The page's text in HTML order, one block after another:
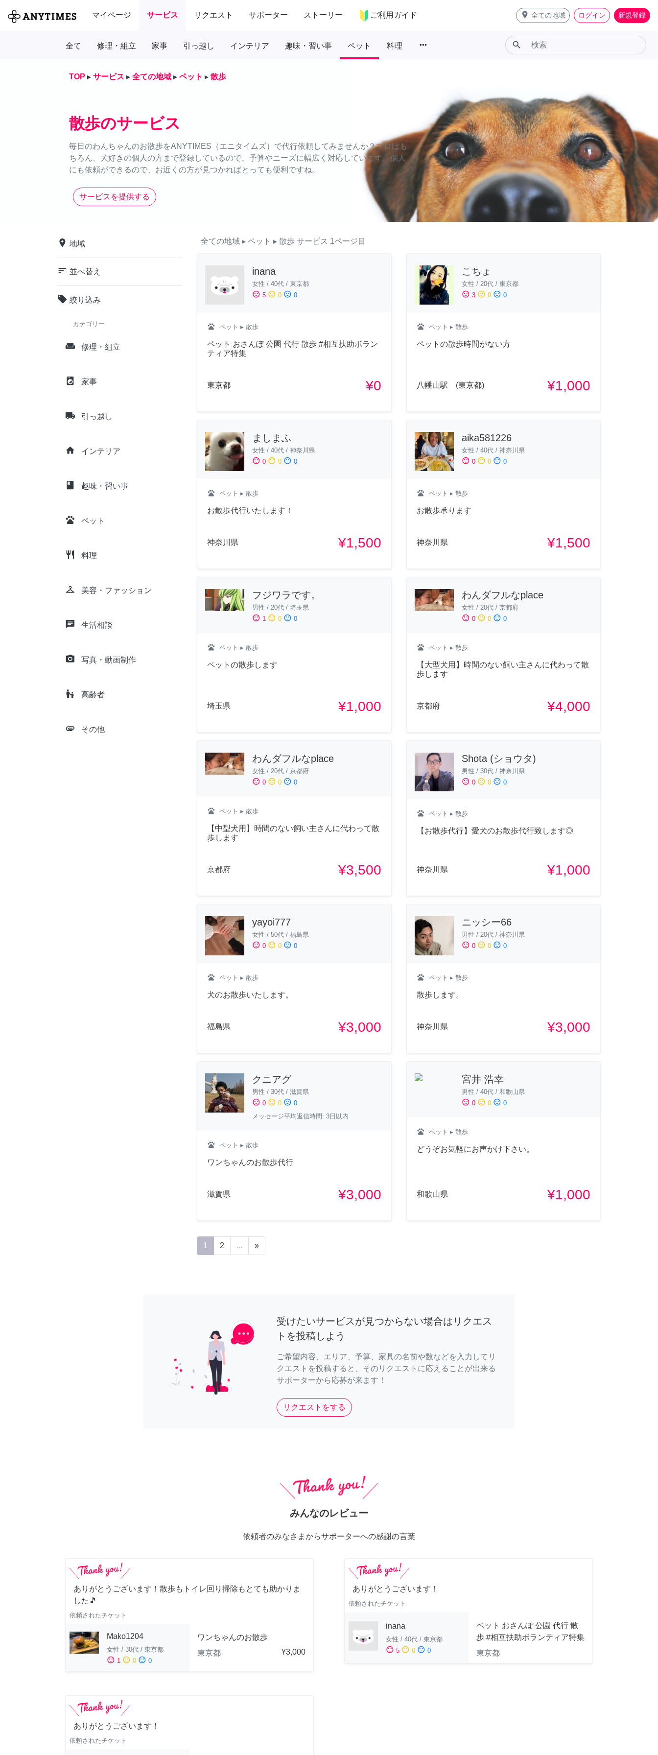
マイページ サービス リクエスト サポーター ストーリー ご利用ガイド place 全ての地域 ログイン 新規登録
全て 修理・組立 家事 引っ越し インテリア 趣味・習い事 ペット 料理 more_horiz search
TOP ▸ サービス ▸ 全ての地域 ▸ ペット ▸ 散歩
散歩のサービス
毎日のわんちゃんのお散歩をANYTIMES（エニタイムズ）で代行依頼してみませんか？プロはも
ちろん、犬好きの個人の方まで登録しているので、予算やニーズに幅広く対応しています。個人
にも依頼ができるので、お近くの方が見つかればとっても便利ですね。
サービスを提供する
place 地域
sort 並べ替え
local_offer 絞り込み
カテゴリー
weekend 修理・組立
local_laundry_service 家事
local_shipping 引っ越し
home インテリア
class 趣味・習い事
pets ペット
restaurant 料理
checkroom 美容・ファッション
chat 生活相談
camera_alt 写真・動画制作
escalator_warning 高齢者
attachment その他
全ての地域 ▸ ペット ▸ 散歩 サービス 1ページ目
inana
女性 / 40代 / 東京都
sentiment_satisfied 5 sentiment_neutral 0 sentiment_dissatisfied 0
pets ペット ▸ 散歩
ペット おさんぽ 公園 代行 散歩 #相互扶助ボラン
ティア特集
東京都 ¥0
こちょ
女性 / 20代/ 東京都
sentiment_satisfied 3 sentiment_neutral 0 sentiment_dissatisfied 0
pets ペット ▸ 散歩
ペットの散歩時間がない方
八幡山駅 (東京都) ¥1,000
ましまふ
女性 / 40代 / 神奈川県
sentiment_satisfied 0 sentiment_neutral 0 sentiment_dissatisfied 0
pets ペット ▸ 散歩
お散歩代行いたします！
神奈川県 ¥1,500
aika581226
女性 / 40代/ 神奈川県
sentiment_satisfied 0 sentiment_neutral 0 sentiment_dissatisfied 0
pets ペット ▸ 散歩
お散歩承ります
神奈川県 ¥1,500
フジワラです。
男性 / 20代 / 埼玉県
sentiment_satisfied 1 sentiment_neutral 0 sentiment_dissatisfied 0
pets ペット ▸ 散歩
ペットの散歩します
埼玉県 ¥1,000
わんダフルなplace
女性 / 20代/ 京都府
sentiment_satisfied 0 sentiment_neutral 0 sentiment_dissatisfied 0
pets ペット ▸ 散歩
【大型犬用】時間のない飼い主さんに代わって散
歩します
京都府 ¥4,000
わんダフルなplace
女性 / 20代 / 京都府
sentiment_satisfied 0 sentiment_neutral 0 sentiment_dissatisfied 0
pets ペット ▸ 散歩
【中型犬用】時間のない飼い主さんに代わって散
歩します
京都府 ¥3,500
Shota (ショウタ)
男性 / 30代/ 神奈川県
sentiment_satisfied 0 sentiment_neutral 0 sentiment_dissatisfied 0
pets ペット ▸ 散歩
【お散歩代行】愛犬のお散歩代行致します◎
神奈川県 ¥1,000
yayoi777
女性 / 50代 / 福島県
sentiment_satisfied 0 sentiment_neutral 0 sentiment_dissatisfied 0
pets ペット ▸ 散歩
犬のお散歩いたします。
福島県 ¥3,000
ニッシー66
男性 / 20代/ 神奈川県
sentiment_satisfied 0 sentiment_neutral 0 sentiment_dissatisfied 0
pets ペット ▸ 散歩
散歩します。
神奈川県 ¥3,000
クニアグ
男性 / 30代 / 滋賀県
sentiment_satisfied 0 sentiment_neutral 0 sentiment_dissatisfied 0
メッセージ平均返信時間: 3日以内
pets ペット ▸ 散歩
ワンちゃんのお散歩代行
滋賀県 ¥3,000
宮井 浩幸
男性 / 40代/ 和歌山県
sentiment_satisfied 0 sentiment_neutral 0 sentiment_dissatisfied 0
pets ペット ▸ 散歩
どうぞお気軽にお声かけ下さい。
和歌山県 ¥1,000
1 2 ... »
受けたいサービスが見つからない場合はリクエス
トを投稿しよう
ご希望内容、エリア、予算、家具の名前や数などを入力してリ
クエストを投稿すると、そのリクエストに応えることが出来る
サポーターから応募が来ます！
リクエストをする
みんなのレビュー
依頼者のみなさまからサポーターへの感謝の言葉
ありがとうございます！散歩もトイレ回り掃除もとても助かりま
した🎵
依頼されたチケット
Mako1204
女性 / 30代 / 東京都
sentiment_satisfied 1 sentiment_neutral 0 sentiment_dissatisfied 0
ワンちゃんのお散歩
東京都
¥3,000
ありがとうございます！
依頼されたチケット
inana
女性 / 40代 / 東京都
sentiment_satisfied 5 sentiment_neutral 0 sentiment_dissatisfied 0
ペット おさんぽ 公園 代行 散
歩 #相互扶助ボランティア特集
東京都
ありがとうございます！
依頼されたチケット